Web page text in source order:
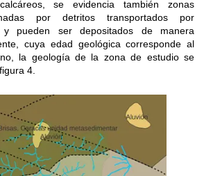
se evidencia también zonas
por detritos transportados por
pueden ser depositados de manera
cuya edad geológica corresponde al
la geología de la zona de estudio se
4.